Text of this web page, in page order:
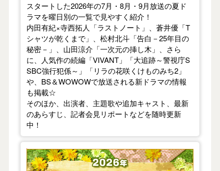
スタートした2026年の7月・8月・9月放送の夏ド
ラマを曜日別の一覧で見やすく紹介！
内田有紀×寺西拓人「ラストノート」、蒼井優「T
シャツが乾くまで」、松村北斗「告白－25年目の
秘密－」、山田涼介「一次元の挿し木」、さら
に、人気作の続編「VIVANT」「大追跡～警視庁S
SBC強行犯係～」「リラの花咲くけものみち2」
や、BS＆WOWOWで放送される新ドラマの情報
も掲載☆
そのほか、出演者、主題歌や追加キャスト、最新
のあらすじ、記者会見リポートなどを随時更新
中！
【2026年春】TVドラマガイド